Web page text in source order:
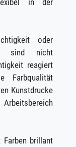
oder
sind nicht
reagiert
Farbqualität
Kunstdrucke
Farben brillant